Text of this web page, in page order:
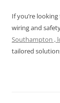
If you’re
wiring and
Southampton ,
tailored